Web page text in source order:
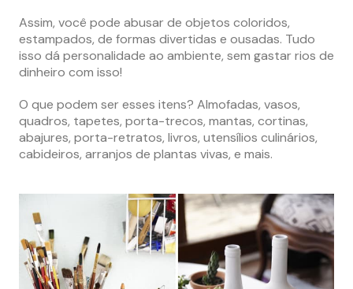
Assim, você pode abusar de objetos coloridos,
estampados, de formas divertidas e ousadas. Tudo
isso dá personalidade ao ambiente, sem gastar rios de
dinheiro com isso!
O que podem ser esses itens? Almofadas, vasos,
quadros, tapetes, porta-trecos, mantas, cortinas,
abajures, porta-retratos, livros, utensílios culinários,
cabideiros, arranjos de plantas vivas, e mais.